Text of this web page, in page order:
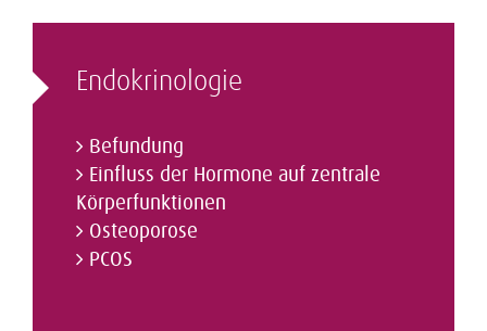
Endokrinologie
Befundung
Einfluss der Hormone auf zentrale
Körperfunktionen
Osteoporose
PCOS